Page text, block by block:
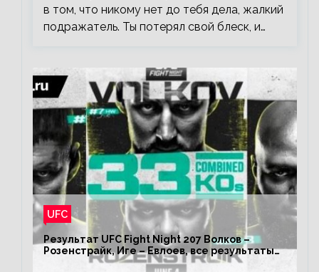
в том, что никому нет до тебя дела, жалкий
подражатель. Ты потерял свой блеск, и…
UFC
Результат UFC Fight Night 207 Волков –
Розенстрайк, Иге – Евлоев, все результаты
турнира ЮФС ФН 207